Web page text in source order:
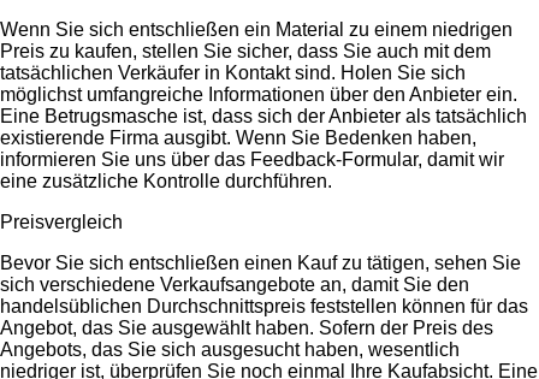
Wenn Sie sich entschließen ein Material zu einem niedrigen
Preis zu kaufen, stellen Sie sicher, dass Sie auch mit dem
tatsächlichen Verkäufer in Kontakt sind. Holen Sie sich
möglichst umfangreiche Informationen über den Anbieter ein.
Eine Betrugsmasche ist, dass sich der Anbieter als tatsächlich
existierende Firma ausgibt. Wenn Sie Bedenken haben,
informieren Sie uns über das Feedback-Formular, damit wir
eine zusätzliche Kontrolle durchführen.
Preisvergleich
Bevor Sie sich entschließen einen Kauf zu tätigen, sehen Sie
sich verschiedene Verkaufsangebote an, damit Sie den
handelsüblichen Durchschnittspreis feststellen können für das
Angebot, das Sie ausgewählt haben. Sofern der Preis des
Angebots, das Sie sich ausgesucht haben, wesentlich
niedriger ist, überprüfen Sie noch einmal Ihre Kaufabsicht. Eine